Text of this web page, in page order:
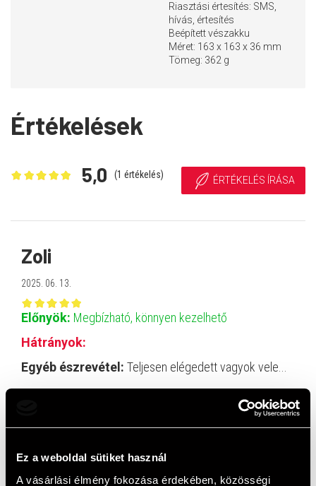
Ez a weboldal sütiket használ
A vásárlási élmény fokozása érdekében, közösségi
Riasztási értesítés: SMS,
hívás, értesítés
Beépített vészakku
Méret: 163 x 163 x 36 mm
Tömeg: 362 g
Értékelések
5,0 (1 értékelés) ÉRTÉKELÉS ÍRÁSA
Zoli
2025. 06. 13.
Előnyök: Megbízható, könnyen kezelhető
Hátrányok:
Egyéb észrevétel: Teljesen elégedett vagyok vele...
Top termékek